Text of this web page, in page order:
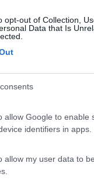
opt-out of Collection,
Data that Is
allow Google to enable
identifiers in apps.
allow my user data to
in
- 18/08/2019
Bosnia Erzegovina,
Duce..., Medjugorje,
Ulcinj...
- 18/08/2019